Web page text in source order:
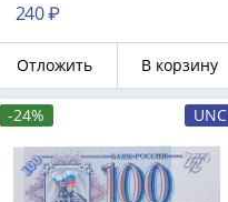
240 ₽
Отложить В корзину
-24% UNC